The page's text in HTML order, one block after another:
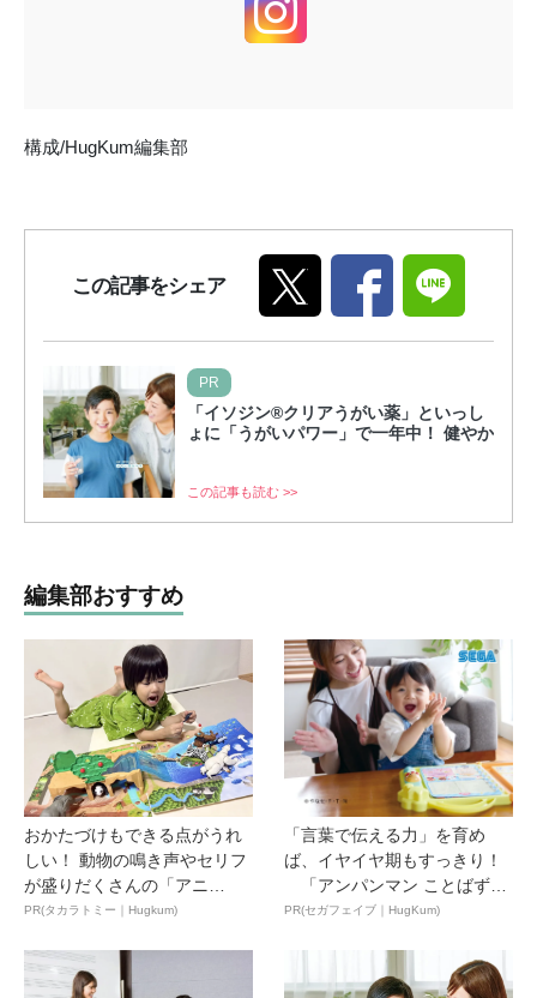
構成/HugKum編集部
この記事をシェア
PR
「イソジン®クリアうがい薬」といっし
ょに「うがいパワー」で一年中！ 健やか
この記事も読む >>
編集部おすすめ
おかたづけもできる点がうれ
しい！ 動物の鳴き声やセリフ
が盛りだくさんの「アニ
ア ...
PR(タカラトミー｜Hugkum)
「言葉で伝える力」を育め
ば、イヤイヤ期もすっきり！
「アンパンマン ことばずか
ん...
PR(セガフェイブ｜HugKum)